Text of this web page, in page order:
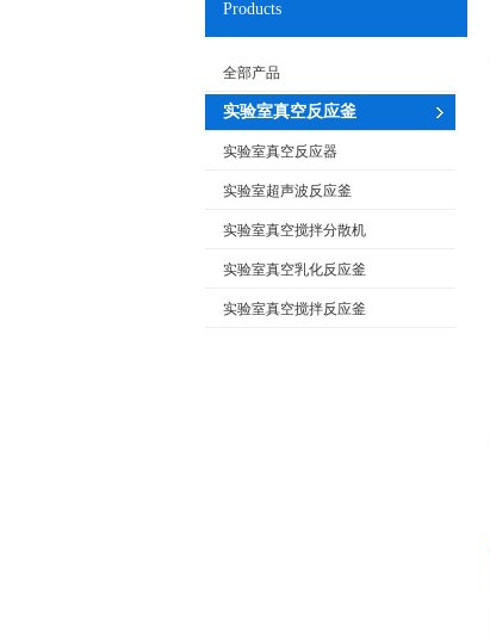
Products
全部产品
实验室真空反应釜
实验室真空反应器
实验室超声波反应釜
实验室真空搅拌分散机
实验室真空乳化反应釜
实验室真空搅拌反应釜